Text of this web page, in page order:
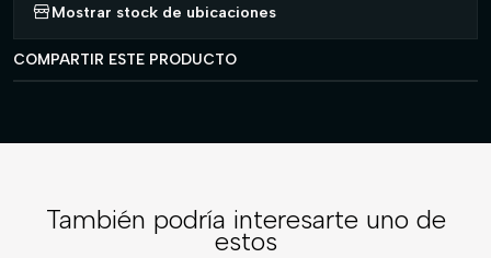
Mostrar stock de ubicaciones
COMPARTIR ESTE PRODUCTO
También podría interesarte uno de
estos